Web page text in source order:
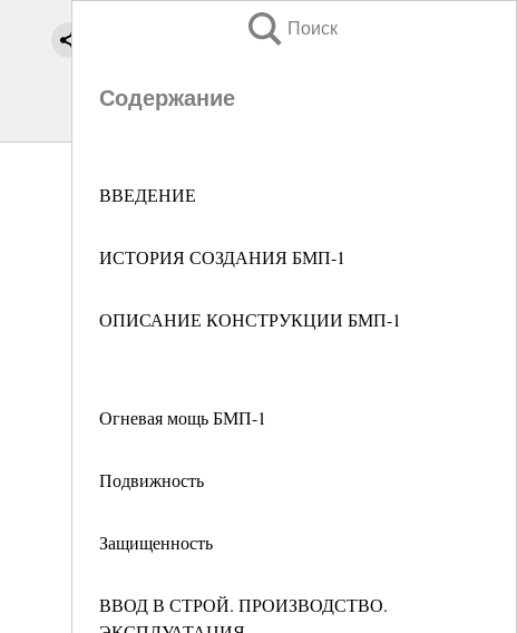
Поиск
Содержание
ВВЕДЕНИЕ
ИСТОРИЯ СОЗДАНИЯ БМП-1
ОПИСАНИЕ КОНСТРУКЦИИ БМП-1
Огневая мощь БМП-1
Подвижность
Защищенность
ВВОД В СТРОЙ. ПРОИЗВОДСТВО.